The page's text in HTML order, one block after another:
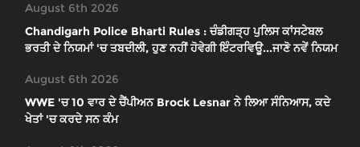
August 6th 2026
Chandigarh Police Bharti Rules : ਚੰਡੀਗੜ੍ਹ ਪੁਲਿਸ ਕਾਂਸਟੇਬਲ
ਭਰਤੀ ਦੇ ਨਿਯਮਾਂ 'ਚ ਤਬਦੀਲੀ, ਹੁਣ ਨਹੀਂ ਹੋਵੇਗੀ ਇੰਟਰਵਿਊ...ਜਾਣੋ ਨਵੇਂ ਨਿਯਮ
August 6th 2026
WWE 'ਚ 10 ਵਾਰ ਦੇ ਚੈਂਪੀਅਨ Brock Lesnar ਨੇ ਲਿਆ ਸੰਨਿਆਸ, ਕਦੇ
ਖੇਤਾਂ 'ਚ ਕਰਦੇ ਸਨ ਕੰਮ